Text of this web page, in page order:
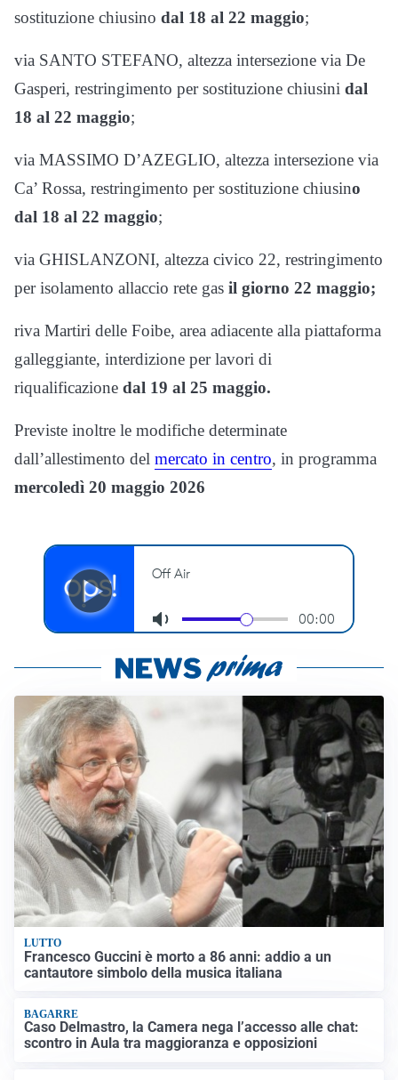
sostituzione chiusino dal 18 al 22 maggio;
via SANTO STEFANO, altezza intersezione via De
Gasperi, restringimento per sostituzione chiusini dal
18 al 22 maggio;
via MASSIMO D’AZEGLIO, altezza intersezione via
Ca’ Rossa, restringimento per sostituzione chiusino
dal 18 al 22 maggio;
via GHISLANZONI, altezza civico 22, restringimento
per isolamento allaccio rete gas il giorno 22 maggio;
riva Martiri delle Foibe, area adiacente alla piattaforma
galleggiante, interdizione per lavori di
riqualificazione dal 19 al 25 maggio.
Previste inoltre le modifiche determinate
dall’allestimento del mercato in centro, in programma
mercoledì 20 maggio 2026
LUTTO
Francesco Guccini è morto a 86 anni: addio a un
cantautore simbolo della musica italiana
BAGARRE
Caso Delmastro, la Camera nega l’accesso alle chat:
scontro in Aula tra maggioranza e opposizioni